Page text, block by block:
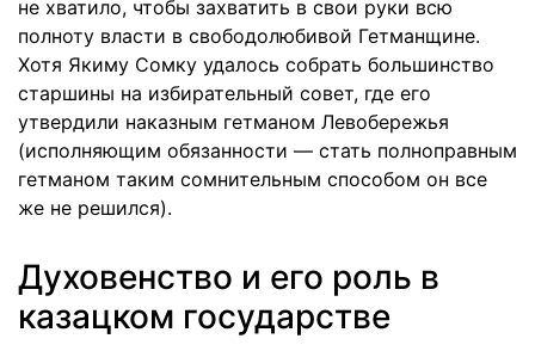
не хватило, чтобы захватить в свои руки всю
полноту власти в свободолюбивой Гетманщине.
Хотя Якиму Сомку удалось собрать большинство
старшины на избирательный совет, где его
утвердили наказным гетманом Левобережья
(исполняющим обязанности — стать полноправным
гетманом таким сомнительным способом он все
же не решился).
Духовенство и его роль в
казацком государстве